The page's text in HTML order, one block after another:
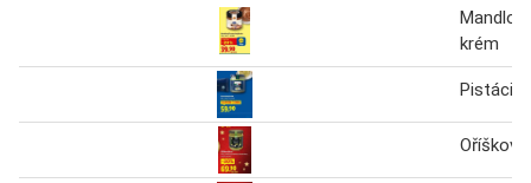
krém
Oříškový